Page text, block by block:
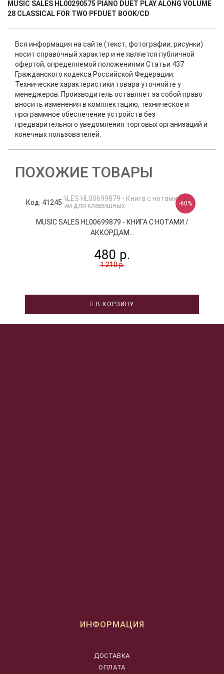
MUSIC SALES HL00290575 PIANO DUET PLAY ALONG VOLUME
28 CLASSICAL FOR TWO PFDUET BOOK/CD
Вся информация на сайте (текст, фотографии, рисунки)
носит справочный характер и не является публичной
офертой, определяемой положениями Статьи 437
Гражданского кодекса Российской Федерации.
Технические характеристики товара уточняйте у
менеджеров. Производитель оставляет за собой право
вносить изменения в комплектацию, техническое и
программное обеспечение устройств без
предварительного уведомления торговых организаций и
конечных пользователей.
ПОХОЖИЕ ТОВАРЫ
Код: 41245 -60%
MUSIC SALES HL00699879 - КНИГА С НОТАМИ /
АККОРДАМ...
480 р.
1 210 р.
В КОРЗИНУ
ИНФОРМАЦИЯ
ДОСТАВКА
ОПЛАТА